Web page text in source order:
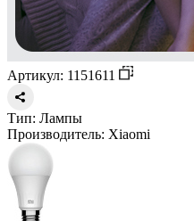
Артикул: 1151611
Тип: Лампы
Производитель: Xiaomi